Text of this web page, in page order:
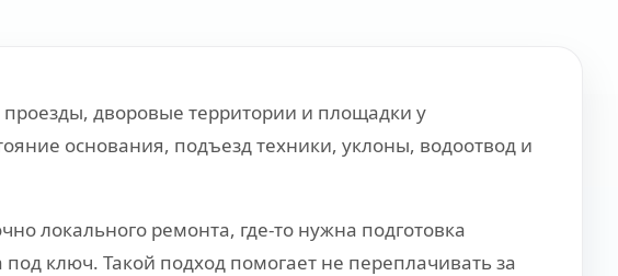
дворовые территории и площадки у
основания, подъезд техники, уклоны, водоотвод и
локального ремонта, где-то нужна подготовка
ключ. Такой подход помогает не переплачивать за